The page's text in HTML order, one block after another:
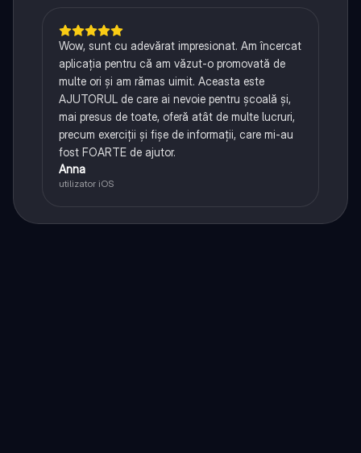
Wow, sunt cu adevărat impresionat. Am încercat
aplicația pentru că am văzut-o promovată de
multe ori și am rămas uimit. Aceasta este
AJUTORUL de care ai nevoie pentru școală și,
mai presus de toate, oferă atât de multe lucruri,
precum exerciții și fișe de informații, care mi-au
fost FOARTE de ajutor.
Anna
utilizator iOS